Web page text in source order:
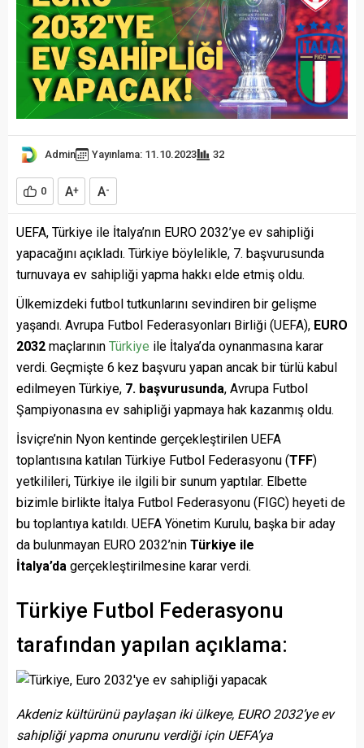
Admin Yayınlama: 11.10.2023 32
0 A+ A-
UEFA, Türkiye ile İtalya’nın EURO 2032’ye ev sahipliği
yapacağını açıkladı. Türkiye böylelikle, 7. başvurusunda
turnuvaya ev sahipliği yapma hakkı elde etmiş oldu.
Ülkemizdeki futbol tutkunlarını sevindiren bir gelişme
yaşandı. Avrupa Futbol Federasyonları Birliği (UEFA), EURO
2032 maçlarının Türkiye ile İtalya’da oynanmasına karar
verdi. Geçmişte 6 kez başvuru yapan ancak bir türlü kabul
edilmeyen Türkiye, 7. başvurusunda, Avrupa Futbol
Şampiyonasına ev sahipliği yapmaya hak kazanmış oldu.
İsviçre’nin Nyon kentinde gerçekleştirilen UEFA
toplantısına katılan Türkiye Futbol Federasyonu (TFF)
yetkilileri, Türkiye ile ilgili bir sunum yaptılar. Elbette
bizimle birlikte İtalya Futbol Federasyonu (FIGC) heyeti de
bu toplantıya katıldı. UEFA Yönetim Kurulu, başka bir aday
da bulunmayan EURO 2032’nin Türkiye ile
İtalya’da gerçekleştirilmesine karar verdi.
Türkiye Futbol Federasyonu
tarafından yapılan açıklama:
Akdeniz kültürünü paylaşan iki ülkeye, EURO 2032’ye ev
sahipliği yapma onurunu verdiği için UEFA’ya